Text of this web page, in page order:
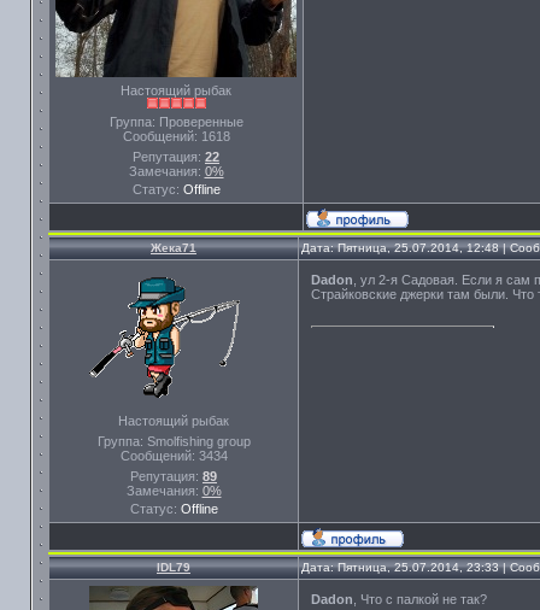
Настоящий рыбак
Группа: Проверенные
Сообщений: 1618
Репутация: 22
Замечания: 0%
Статус: Offline
Жека71 Дата: Пятница, 25.07.2014, 12:48 |
Настоящий рыбак
Группа: Smolfishing group
Сообщений: 3434
Репутация: 89
Замечания: 0%
Статус: Offline
Dadon , ул 2-я Садовая. Если я сам
Страйковские джерки там были.
IDL79 Дата: Пятница, 25.07.2014, 23:33 |
Dadon , Что с палкой не так?